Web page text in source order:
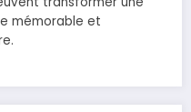
mémorable et